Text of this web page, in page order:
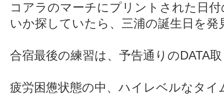
コアラのマーチにプリントされた日
いか探していたら、三浦の誕生日を発
合宿最後の練習は、予告通りのDATA
疲労困憊状態の中、ハイレベルなタイ